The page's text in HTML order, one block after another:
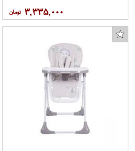
۳,۳۳۵,۰۰۰